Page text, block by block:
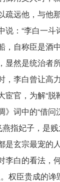
疏远他，与他
说：“李白一
，自称臣是酒
显然是统治者
，李白曾让高
官，为解“脱
》词中的“借
燕指妃子，是
是玄宗最宠的
李白的看法，
权臣贵成的谗